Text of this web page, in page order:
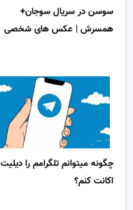
سوسن در سریال سوجان+
همسرش | عکس های شخصی
چگونه میتوانم تلگرامم را دیلیت
اکانت کنم؟